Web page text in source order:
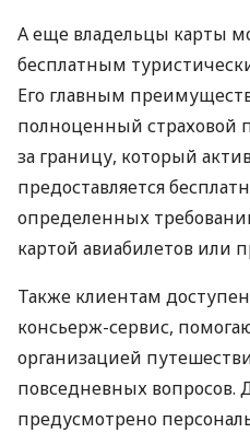
А еще владельцы карты
бесплатным
Его главным
полноценный страховой
за границу, который
предоставляется
определенных
картой авиабилетов или
Также клиентам
консьерж-сервис,
организацией
повседневных вопросов.
предусмотрено